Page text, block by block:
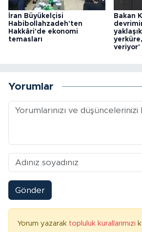
İran Büyükelçisi
Habibollahzadeh'ten
Hakkâri'de ekonomi
temasları
Bakan
veriyor'
Yorumlar
Gönder
Yorum yazarak topluluk kurallarımızı